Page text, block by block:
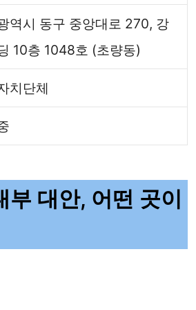
역시 동구 중앙대로 270, 강
10층 1048호 (초량동)
치단체
부 대안, 어떤 곳이